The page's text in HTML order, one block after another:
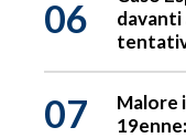
06
davanti
07
Malore